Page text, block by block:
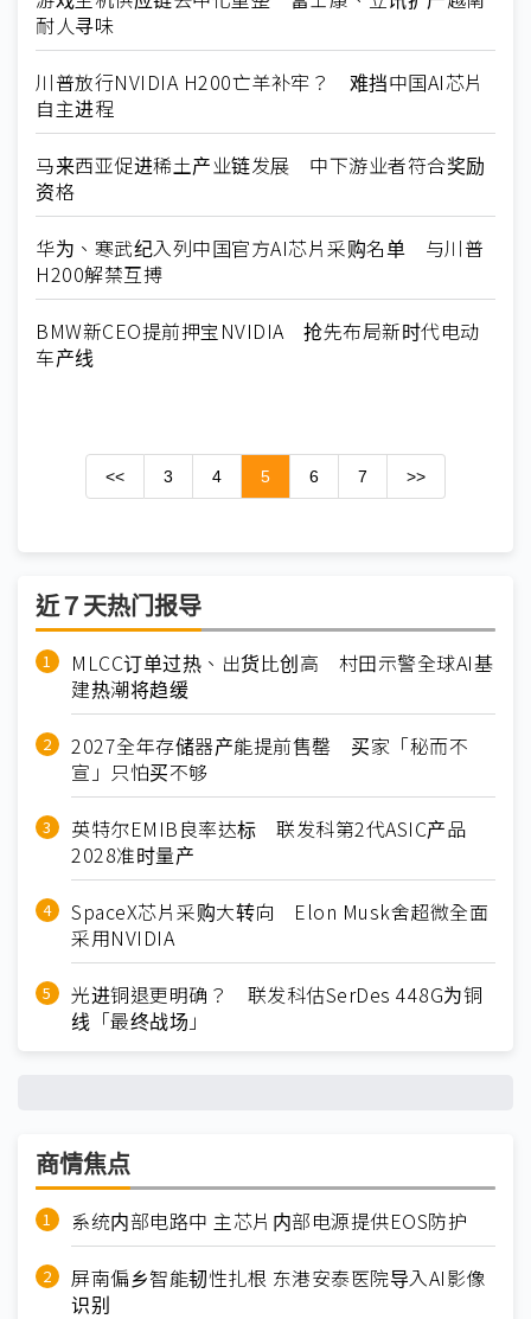
耐人寻味
川普放行NVIDIA H200亡羊补牢？ 难挡中国AI芯片
自主进程
马来西亚促进稀土产业链发展 中下游业者符合奖励
资格
华为、寒武纪入列中国官方AI芯片采购名单 与川普
H200解禁互搏
BMW新CEO提前押宝NVIDIA 抢先布局新时代电动
车产线
<< 3 4 5 6 7 >>
近７天热门报导
MLCC订单过热、出货比创高 村田示警全球AI基
建热潮将趋缓
2027全年存储器产能提前售罄 买家「秘而不
宣」只怕买不够
英特尔EMIB良率达标 联发科第2代ASIC产品
2028准时量产
SpaceX芯片采购大转向 Elon Musk舍超微全面
采用NVIDIA
光进铜退更明确？ 联发科估SerDes 448G为铜
线「最终战场」
商情焦点
系统内部电路中 主芯片内部电源提供EOS防护
屏南偏乡智能韧性扎根 东港安泰医院导入AI影像
识别